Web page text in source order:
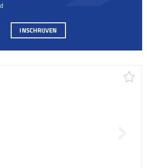
INSCHRIJVEN